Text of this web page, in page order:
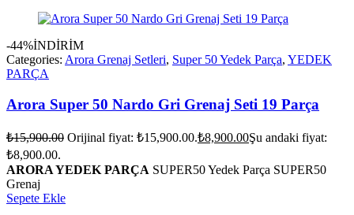
-44%İNDİRİM
Categories: Arora Grenaj Setleri, Super 50 Yedek Parça, YEDEK
PARÇA
Arora Super 50 Nardo Gri Grenaj Seti 19 Parça
₺15,900.00 Orijinal fiyat: ₺15,900.00.₺8,900.00Şu andaki fiyat:
₺8,900.00.
ARORA YEDEK PARÇA SUPER50 Yedek Parça SUPER50
Grenaj
Sepete Ekle